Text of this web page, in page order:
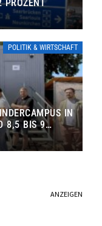
PROZENT
POLITIK & WIRTSCHAFT
IN
8,5 BIS 9
ANZEIGEN